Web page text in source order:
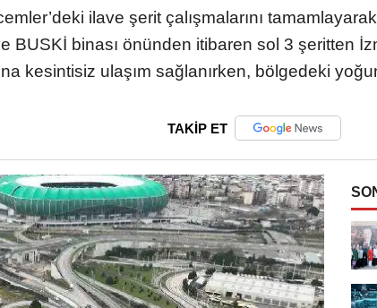
ilave şerit çalışmalarını
BUSKİ binası önünden itibaren sol 3 şeritten
kesintisiz ulaşım sağlanırken, bölgedeki
TAKİP ET